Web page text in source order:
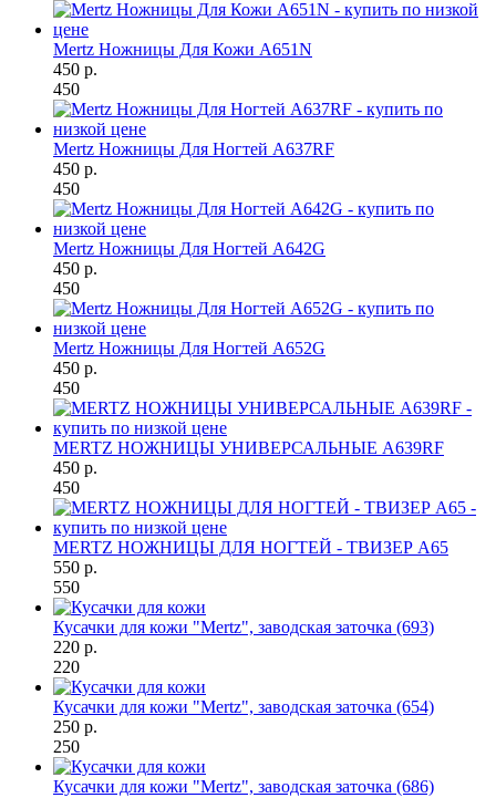
Mertz Ножницы Для Кожи A651N
450 р.
450
Mertz Ножницы Для Ногтей A637RF
450 р.
450
Mertz Ножницы Для Ногтей A642G
450 р.
450
Mertz Ножницы Для Ногтей A652G
450 р.
450
MERTZ НОЖНИЦЫ УНИВЕРСАЛЬНЫЕ A639RF
450 р.
450
MERTZ НОЖНИЦЫ ДЛЯ НОГТЕЙ - ТВИЗЕР A65
550 р.
550
Кусачки для кожи "Mertz", заводская заточка (693)
220 р.
220
Кусачки для кожи "Mertz", заводская заточка (654)
250 р.
250
Кусачки для кожи "Mertz", заводская заточка (686)